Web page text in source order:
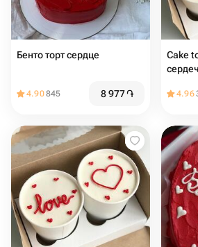
Бенто торт сердце
4.90845 8 977֏
Cake
4.96